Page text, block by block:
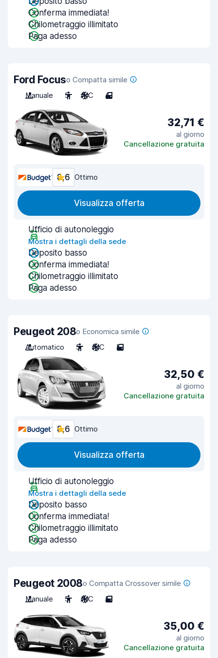
Conferma immediata!
Chilometraggio illimitato
Paga adesso
Ford Focuso Compatta simile
Manuale
5 A/C 4
32,71 €
al giorno
Cancellazione gratuita
8,6 Ottimo
Visualizza offerta
Ufficio di autonoleggio
Mostra i dettagli della sede
Deposito basso
Conferma immediata!
Chilometraggio illimitato
Paga adesso
Peugeot 208o Economica simile
Automatico
5 A/C 5
32,50 €
al giorno
Cancellazione gratuita
8,6 Ottimo
Visualizza offerta
Ufficio di autonoleggio
Mostra i dettagli della sede
Deposito basso
Conferma immediata!
Chilometraggio illimitato
Paga adesso
Peugeot 2008o Compatta Crossover simile
Manuale
5 A/C 5
35,00 €
al giorno
Cancellazione gratuita